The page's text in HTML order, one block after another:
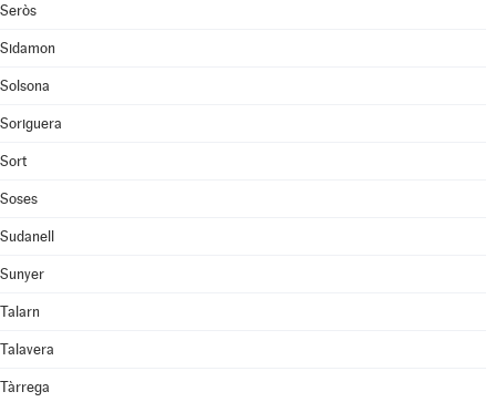
Seròs
Sidamon
Solsona
Soriguera
Sort
Soses
Sudanell
Sunyer
Talarn
Talavera
Tàrrega